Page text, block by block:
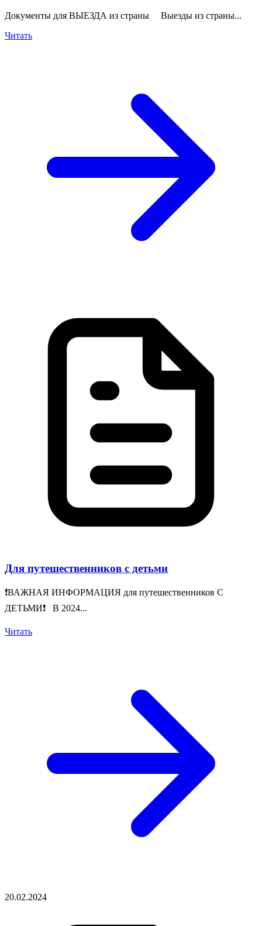
Документы для ВЫЕЗДА из страны Выезды из страны...
Читать
Для путешественников с детьми
❗️ВАЖНАЯ ИНФОРМАЦИЯ для путешественников С
ДЕТЬМИ❗️ В 2024...
Читать
20.02.2024